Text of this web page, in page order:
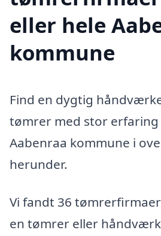
eller hele
kommune
Find en dygtig
tømrer med stor erfaring
Aabenraa kommune i
herunder.
Vi fandt 36 tømrerfirmaer
en tømrer eller